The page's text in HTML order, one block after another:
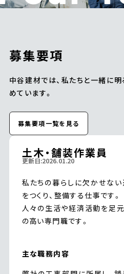
募集要項
中谷建材では、私たちと一緒に
めています。
募集要項一覧を見る
土木・舗装作業員
更新日:2026.01.20
私たちの暮らしに欠かせな
をつくり、整備する仕事です。
人々の生活や経済活動を足
の高い専門職です。
主な職務内容